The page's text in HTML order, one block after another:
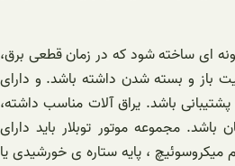
ای ساخته شود که در زمان قطعی برق،
باز و بسته شدن داشته باشد. و دارای
باشد. یراق آلات مناسب داشته،
مجموعه موتور توبلار باید دارای
میکروسوئیچ ، پایه ستاره ی خورشیدی یا